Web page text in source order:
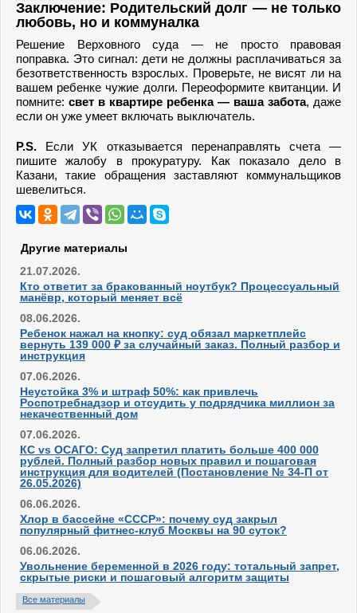
Заключение: Родительский долг — не только
любовь, но и коммуналка
Решение Верховного суда — не просто правовая
поправка. Это сигнал: дети не должны расплачиваться за
безответственность взрослых. Проверьте, не висят ли на
вашем ребенке чужие долги. Переоформите квитанции. И
помните: свет в квартире ребенка — ваша забота, даже
если он уже умеет включать выключатель.
P.S. Если УК отказывается перенаправлять счета —
пишите жалобу в прокуратуру. Как показало дело в
Казани, такие обращения заставляют коммунальщиков
шевелиться.
Другие материалы
21.07.2026.
Кто ответит за бракованный ноутбук? Процессуальный
манёвр, который меняет всё
08.06.2026.
Ребенок нажал на кнопку: суд обязал маркетплейс
вернуть 139 000 ₽ за случайный заказ. Полный разбор и
инструкция
07.06.2026.
Неустойка 3% и штраф 50%: как привлечь
Роспотребнадзор и отсудить у подрядчика миллион за
некачественный дом
07.06.2026.
КС vs ОСАГО: Суд запретил платить больше 400 000
рублей. Полный разбор новых правил и пошаговая
инструкция для водителей (Постановление № 34-П от
26.05.2026)
06.06.2026.
Хлор в бассейне «СССР»: почему суд закрыл
популярный фитнес-клуб Москвы на 90 суток?
06.06.2026.
Увольнение беременной в 2026 году: тотальный запрет,
скрытые риски и пошаговый алгоритм защиты
Все материалы